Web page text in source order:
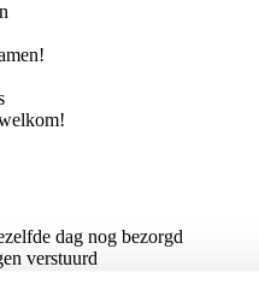
dag nog bezorgd
verstuurd